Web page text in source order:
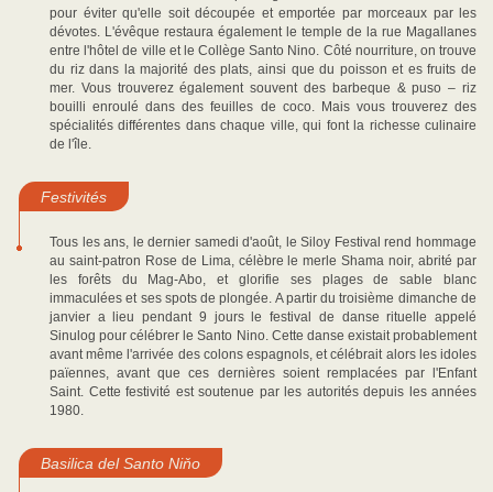
pour éviter qu'elle soit découpée et emportée par morceaux par les
dévotes. L'évêque restaura également le temple de la rue Magallanes
entre l'hôtel de ville et le Collège Santo Nino. Côté nourriture, on trouve
du riz dans la majorité des plats, ainsi que du poisson et es fruits de
mer. Vous trouverez également souvent des barbeque & puso – riz
bouilli enroulé dans des feuilles de coco. Mais vous trouverez des
spécialités différentes dans chaque ville, qui font la richesse culinaire
de l'île.
Festivités
Tous les ans, le dernier samedi d'août, le Siloy Festival rend hommage
au saint-patron Rose de Lima, célèbre le merle Shama noir, abrité par
les forêts du Mag-Abo, et glorifie ses plages de sable blanc
immaculées et ses spots de plongée. A partir du troisième dimanche de
janvier a lieu pendant 9 jours le festival de danse rituelle appelé
Sinulog pour célébrer le Santo Nino. Cette danse existait probablement
avant même l'arrivée des colons espagnols, et célébrait alors les idoles
païennes, avant que ces dernières soient remplacées par l'Enfant
Saint. Cette festivité est soutenue par les autorités depuis les années
1980.
Basilica del Santo Niňo